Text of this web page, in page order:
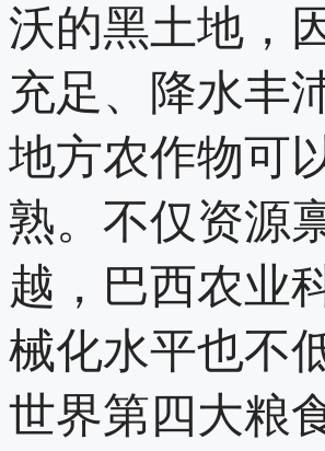
沃的黑土地，
充足、降水丰
地方农作物可
熟。不仅资源
越，巴西农业
械化水平也不
世界第四大粮